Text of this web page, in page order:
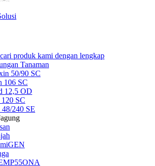
produk kami dengan lengkap
Tanaman
50/90 SC
106 SC
12,5 OD
SC
48/240 SE